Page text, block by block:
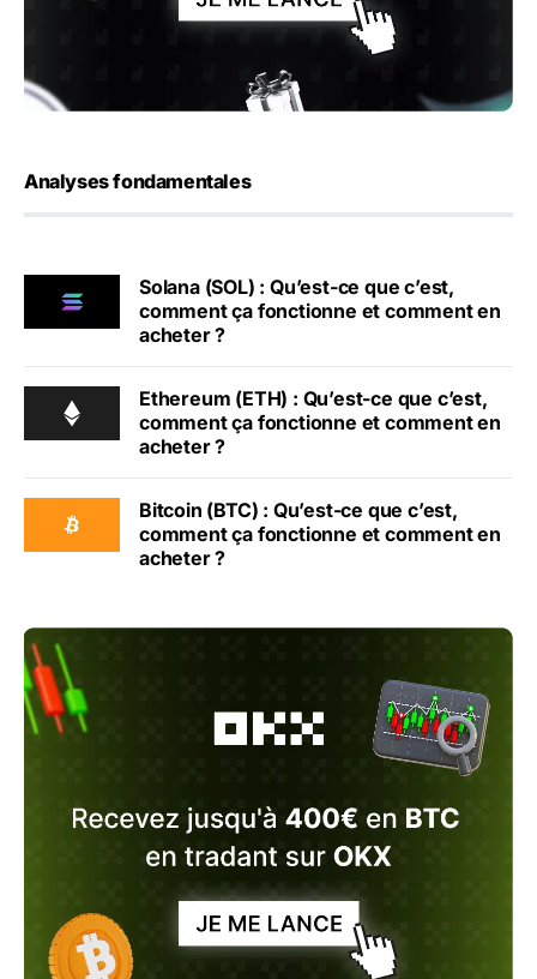
Analyses fondamentales
Solana (SOL) : Qu’est-ce que c’est,
comment ça fonctionne et comment en
acheter ?
Ethereum (ETH) : Qu’est-ce que c’est,
comment ça fonctionne et comment en
acheter ?
Bitcoin (BTC) : Qu’est-ce que c’est,
comment ça fonctionne et comment en
acheter ?